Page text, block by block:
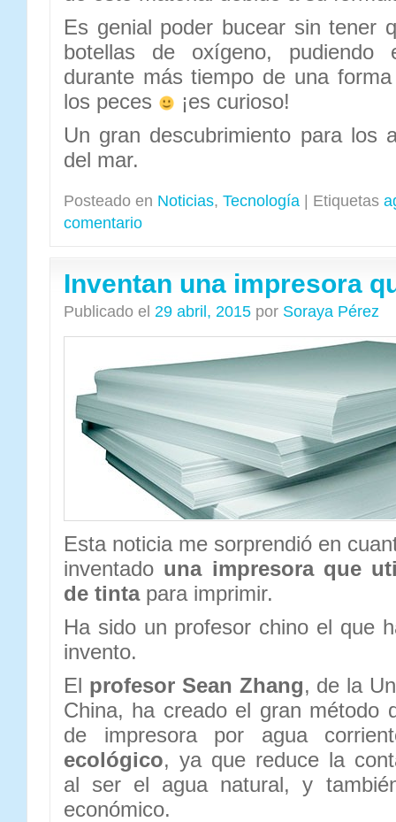
Es genial poder bucear sin tener
botellas de oxígeno,
durante más tiempo de una
los peces
¡es curioso!
Un gran descubrimiento para los
del mar.
Posteado en Noticias, Tecnología Etiquetas
comentario
Inventan una impresora
Publicado el 29 abril, 2015 por Soraya Pérez
Esta noticia me sorprendió en
inventado una impresora que
de tintapara imprimir.
Ha sido un profesor chino el que
invento.
El profesor Sean Zhang, de la
China, ha creado el gran método
de impresora por agua
ecológico, ya que reduce la
al ser el agua natural, y
económico.